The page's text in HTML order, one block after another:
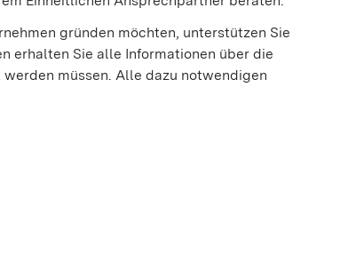
gründen möchten, unterstützen Sie
erhalten Sie alle Informationen über die
müssen. Alle dazu notwendigen